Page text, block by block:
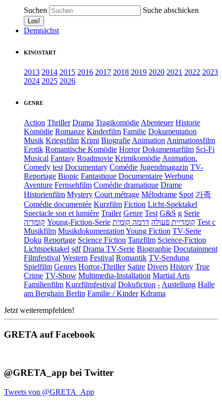
Suchen Suche abschicken
Demnächst
KINOSTART
2013 2014 2015 2016 2017 2018 2019 2020 2021 2022 2023
2024 2025 2026
GENRE
Action Thriller Drama Tragikomödie Abenteuer Historie
Komödie Romanze Kinderfilm Familie Dokumentation
Musik Kriegsfilm Krimi Biografie Animation Animationsfilm
Erotik Romantische Komödie Horror Dokumentarfilm Sci-Fi
Musical Fantasy Roadmovie Krimikomödie Animation.
Comedy test Documentary Comédie Jugendmagazin TV-
Reportage Biopic Fantastique Documentaire Werbung
Aventure Fernsehfilm Comédie dramatique Drame
Historienfilm Mystery Court métrage Mélodrame Spot 가족
Comédie documentée Kurzfilm Fiction Licht-Spektakel
Spectacle son et lumière Trailer Genre Test G&S g Serie
קומדיה Young-Fiction-Serie קומדיית פעולה דרמה קומית
Test c
Musikfilm Musikdokumentation Young Fiction TV-Serie
Doku Reportage Science Fiction Tanzfilm Science-Fiction
Lichtspektakel sdf Drama TV-Serie Biographie Docutainment
Filmfestival Western Festival Romantik TV-Sendung
Spielfilm Genres Horror-Thriller Satire Divers History True
Crime TV-Show Multimedia-Installation Martial Arts
Familienfilm Kurzfilmfestival Dokufiction - Austellung Halle
am Berghain Berlin Familie / Kinder Kdrama
Jetzt weiterempfehlen!
GRETA auf Facebook
@GRETA_app bei Twitter
Tweets von @GRETA_App